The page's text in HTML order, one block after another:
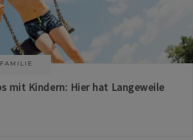
mit Kindern: Hier hat Langeweile